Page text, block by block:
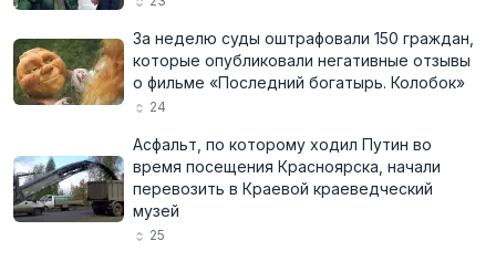
За неделю суды оштрафовали 150 граждан,
которые опубликовали негативные отзывы
о фильме «Последний богатырь. Колобок»
24
Асфальт, по которому ходил Путин во
время посещения Красноярска, начали
перевозить в Краевой краеведческий
музей
25